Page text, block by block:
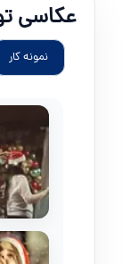
عکاسی
نمونه کار